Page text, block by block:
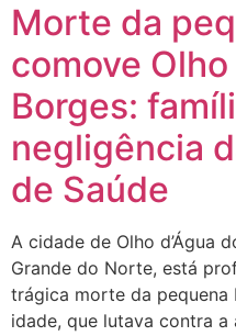
Morte da
comove Olho
Borges:
negligência
de Saúde
A cidade de Olho d’Água
Grande do Norte, está
trágica morte da pequena
idade, que lutava contra a